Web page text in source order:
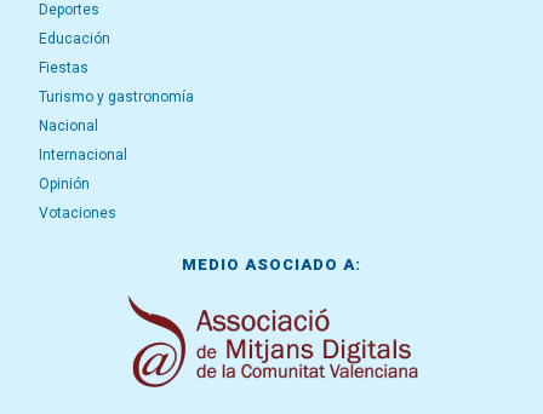
Deportes
Educación
Fiestas
Turismo y gastronomía
Nacional
Internacional
Opinión
Votaciones
MEDIO ASOCIADO A: